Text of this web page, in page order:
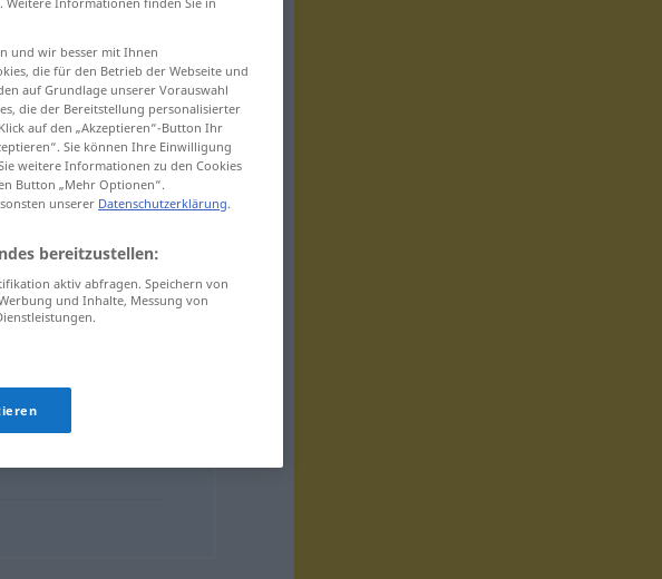
,
und wir besser mit Ihnen
die für den Betrieb der Webseite und
auf Grundlage unserer Vorauswahl
die der Bereitstellung personalisierter
auf den „Akzeptieren“-Button Ihr
Sie können Ihre Einwilligung
weitere Informationen zu den Cookies
Button „Mehr Optionen“.
unserer Datenschutzerklärung.
bereitzustellen:
aktiv abfragen. Speichern von
und Inhalte, Messung von